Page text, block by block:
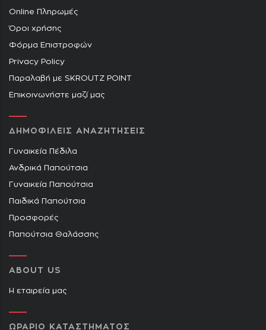
Online Πληρωμές
Όροι χρήσης
Φόρμα Επιστροφών
Privacy Policy
Παραλαβή με SKROUTZ POINT
Επικοινωνήστε μαζί μας
ΔΗΜΟΦΙΛΕΙΣ ΑΝΑΖΗΤΗΣΕΙΣ
Γυναικεία Πέδιλα
Ανδρικά Παπούτσια
Γυναικεία Παπούτσια
Παιδικά Παπούτσια
Προσφορές
Παπούτσια Θαλάσσης
ABOUT US
Η εταιρεία μας
ΩΡΑΡΙΟ ΚΑΤΑΣΤΗΜΑΤΟΣ